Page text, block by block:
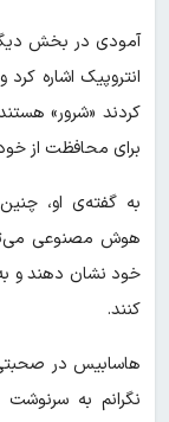
آمودی در بخش
کردند «شرور»
برای محافظت از
به گفته‌ی او،
هوش مصنوعی
خود نشان دهند و
کنند.
هاسابیس در
نگرانم به